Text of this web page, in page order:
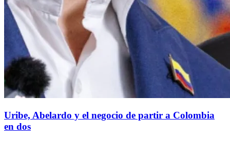
Uribe, Abelardo y el negocio de partir a Colombia
en dos